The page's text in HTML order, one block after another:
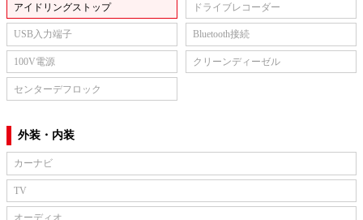
アイドリングストップ ドライブレコーダー
USB入力端子 Bluetooth接続
100V電源 クリーンディーゼル
センターデフロック
外装・内装
カーナビ
TV